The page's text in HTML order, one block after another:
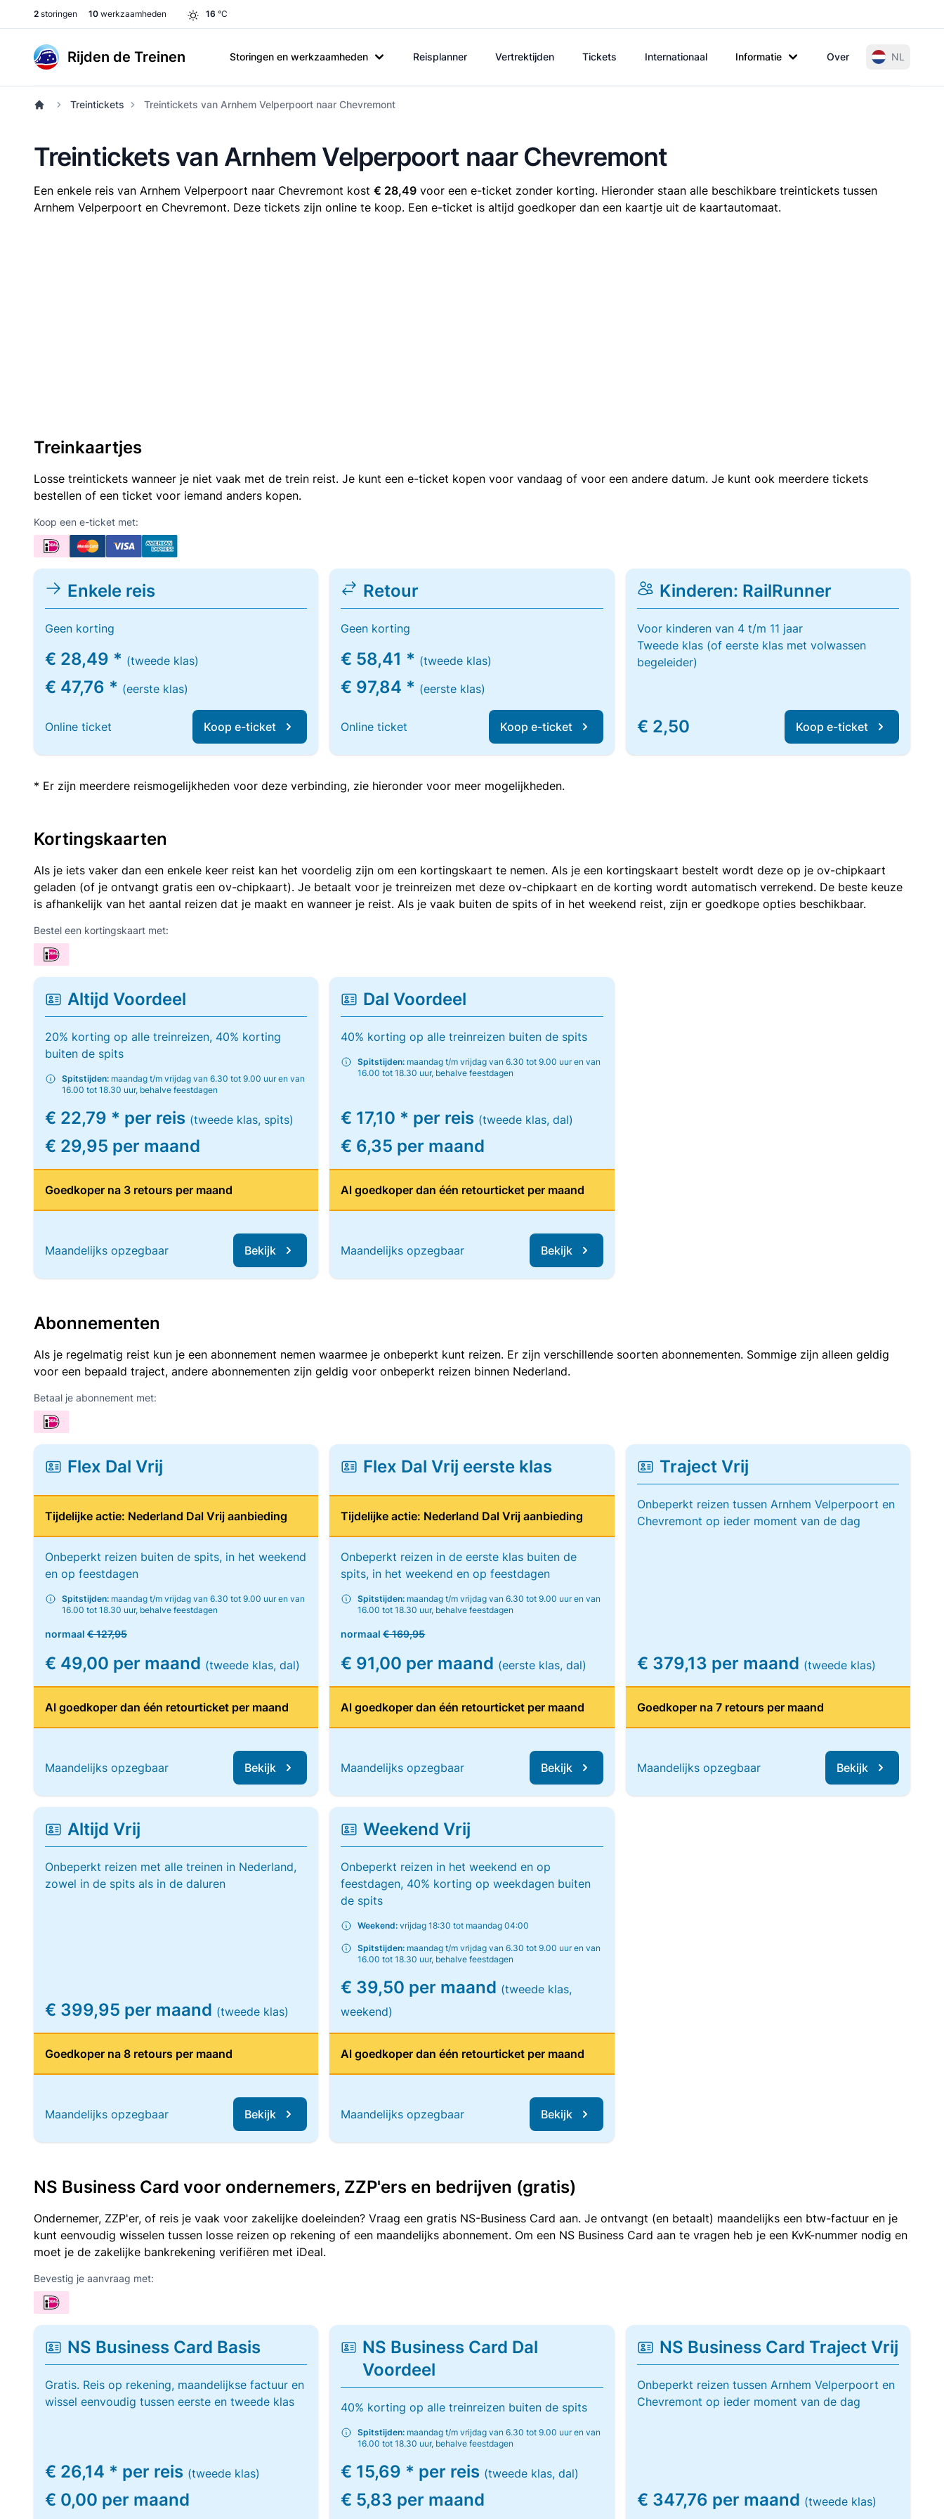
2 storingen 10 werkzaamheden 16 °C
Rijden de Treinen Storingen en werkzaamheden Reisplanner Vertrektijden Tickets Internationaal Informatie Over NL
Treintickets Treintickets van Arnhem Velperpoort naar Chevremont
Treintickets van Arnhem Velperpoort naar Chevremont
Een enkele reis van Arnhem Velperpoort naar Chevremont kost € 28,49 voor een e-ticket zonder korting. Hieronder staan alle beschikbare treintickets tussen
Arnhem Velperpoort en Chevremont. Deze tickets zijn online te koop. Een e-ticket is altijd goedkoper dan een kaartje uit de kaartautomaat.
Treinkaartjes
Losse treintickets wanneer je niet vaak met de trein reist. Je kunt een e-ticket kopen voor vandaag of voor een andere datum. Je kunt ook meerdere tickets
bestellen of een ticket voor iemand anders kopen.
Koop een e-ticket met:
Enkele reis
Geen korting
€ 28,49 * (tweede klas)
€ 47,76 * (eerste klas)
Online ticket Koop e-ticket
Retour
Geen korting
€ 58,41 * (tweede klas)
€ 97,84 * (eerste klas)
Online ticket Koop e-ticket
Kinderen: RailRunner
Voor kinderen van 4 t/m 11 jaar
Tweede klas (of eerste klas met volwassen
begeleider)
€ 2,50 Koop e-ticket
* Er zijn meerdere reismogelijkheden voor deze verbinding, zie hieronder voor meer mogelijkheden.
Kortingskaarten
Als je iets vaker dan een enkele keer reist kan het voordelig zijn om een kortingskaart te nemen. Als je een kortingskaart bestelt wordt deze op je ov-chipkaart
geladen (of je ontvangt gratis een ov-chipkaart). Je betaalt voor je treinreizen met deze ov-chipkaart en de korting wordt automatisch verrekend. De beste keuze
is afhankelijk van het aantal reizen dat je maakt en wanneer je reist. Als je vaak buiten de spits of in het weekend reist, zijn er goedkope opties beschikbaar.
Bestel een kortingskaart met:
Altijd Voordeel
20% korting op alle treinreizen, 40% korting
buiten de spits
Spitstijden: maandag t/m vrijdag van 6.30 tot 9.00 uur en van
16.00 tot 18.30 uur, behalve feestdagen
€ 22,79 * per reis (tweede klas, spits)
€ 29,95 per maand
Goedkoper na 3 retours per maand
Maandelijks opzegbaar Bekijk
Dal Voordeel
40% korting op alle treinreizen buiten de spits
Spitstijden: maandag t/m vrijdag van 6.30 tot 9.00 uur en van
16.00 tot 18.30 uur, behalve feestdagen
€ 17,10 * per reis (tweede klas, dal)
€ 6,35 per maand
Al goedkoper dan één retourticket per maand
Maandelijks opzegbaar Bekijk
Abonnementen
Als je regelmatig reist kun je een abonnement nemen waarmee je onbeperkt kunt reizen. Er zijn verschillende soorten abonnementen. Sommige zijn alleen geldig
voor een bepaald traject, andere abonnementen zijn geldig voor onbeperkt reizen binnen Nederland.
Betaal je abonnement met:
Flex Dal Vrij
Tijdelijke actie: Nederland Dal Vrij aanbieding
Onbeperkt reizen buiten de spits, in het weekend
en op feestdagen
Spitstijden: maandag t/m vrijdag van 6.30 tot 9.00 uur en van
16.00 tot 18.30 uur, behalve feestdagen
normaal € 127,95
€ 49,00 per maand (tweede klas, dal)
Al goedkoper dan één retourticket per maand
Maandelijks opzegbaar Bekijk
Flex Dal Vrij eerste klas
Tijdelijke actie: Nederland Dal Vrij aanbieding
Onbeperkt reizen in de eerste klas buiten de
spits, in het weekend en op feestdagen
Spitstijden: maandag t/m vrijdag van 6.30 tot 9.00 uur en van
16.00 tot 18.30 uur, behalve feestdagen
normaal€ 169,95
€ 91,00 per maand (eerste klas, dal)
Al goedkoper dan één retourticket per maand
Maandelijks opzegbaar Bekijk
Traject Vrij
Onbeperkt reizen tussen Arnhem Velperpoort en
Chevremont op ieder moment van de dag
€ 379,13 per maand (tweede klas)
Goedkoper na 7 retours per maand
Maandelijks opzegbaar Bekijk
Altijd Vrij
Onbeperkt reizen met alle treinen in Nederland,
zowel in de spits als in de daluren
€ 399,95 per maand (tweede klas)
Goedkoper na 8 retours per maand
Maandelijks opzegbaar Bekijk
Weekend Vrij
Onbeperkt reizen in het weekend en op
feestdagen, 40% korting op weekdagen buiten
de spits
Weekend: vrijdag 18:30 tot maandag 04:00
Spitstijden: maandag t/m vrijdag van 6.30 tot 9.00 uur en van
16.00 tot 18.30 uur, behalve feestdagen
€ 39,50 per maand (tweede klas,
weekend)
Al goedkoper dan één retourticket per maand
Maandelijks opzegbaar Bekijk
NS Business Card voor ondernemers, ZZP'ers en bedrijven (gratis)
Ondernemer, ZZP'er, of reis je vaak voor zakelijke doeleinden? Vraag een gratis NS-Business Card aan. Je ontvangt (en betaalt) maandelijks een btw-factuur en je
kunt eenvoudig wisselen tussen losse reizen op rekening of een maandelijks abonnement. Om een NS Business Card aan te vragen heb je een KvK-nummer nodig en
moet je de zakelijke bankrekening verifiëren met iDeal.
Bevestig je aanvraag met:
NS Business Card Basis
Gratis. Reis op rekening, maandelijkse factuur en
wissel eenvoudig tussen eerste en tweede klas
€ 26,14 * per reis (tweede klas)
€ 0,00 per maand
NS Business Card Dal
Voordeel
40% korting op alle treinreizen buiten de spits
Spitstijden: maandag t/m vrijdag van 6.30 tot 9.00 uur en van
16.00 tot 18.30 uur, behalve feestdagen
€ 15,69 * per reis (tweede klas, dal)
€ 5,83 per maand
NS Business Card Traject Vrij
Onbeperkt reizen tussen Arnhem Velperpoort en
Chevremont op ieder moment van de dag
€ 347,76 per maand (tweede klas)